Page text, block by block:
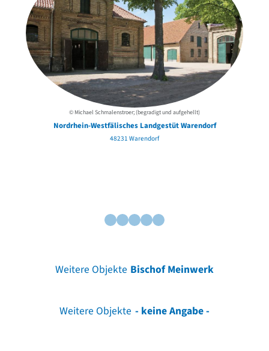
© Michael Schmalenstroer; (begradigt und aufgehellt)
Nordrhein-Westfälisches Landgestüt Warendorf
48231 Warendorf
Weitere Objekte Bischof Meinwerk
Weitere Objekte - keine Angabe -